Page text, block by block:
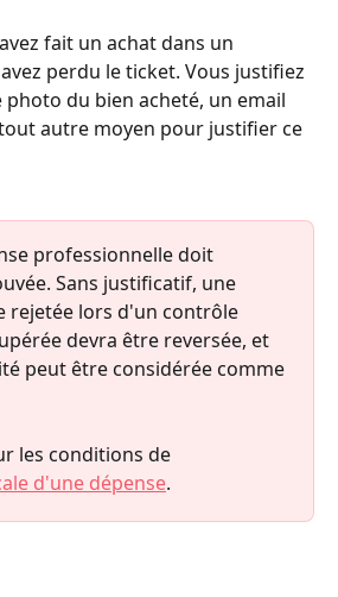
fait un achat dans un
perdu le ticket. Vous justifiez
photo du bien acheté, un email
autre moyen pour justifier ce
professionnelle doit
Sans justificatif, une
rejetée lors d'un contrôle
devra être reversée, et
peut être considérée comme
les conditions de
d'une dépense.